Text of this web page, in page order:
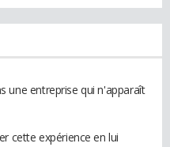
une entreprise qui n'apparaît
cette expérience en lui